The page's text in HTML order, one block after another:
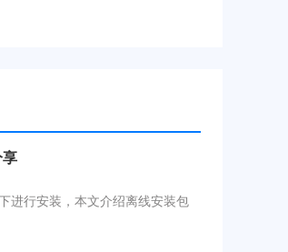
进行安装，本文介绍离线安装包